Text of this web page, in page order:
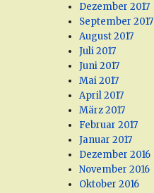
Dezember 2017
September 2017
August 2017
Juli 2017
Juni 2017
Mai 2017
April 2017
März 2017
Februar 2017
Januar 2017
Dezember 2016
November 2016
Oktober 2016